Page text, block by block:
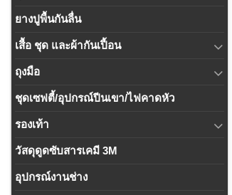
ยางปูพื้นกันลื่น
เสื้อ ชุด และผ้ากันเปื้อน
ถุงมือ
ชุดเซฟตี้/อุปกรณ์ปีนเขา/ไฟคาดหัว
รองเท้า
วัสดุดูดซับสารเคมี 3M
อุปกรณ์งานช่าง